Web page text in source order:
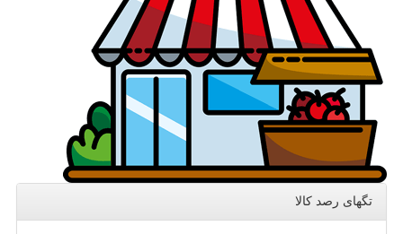
تگهای رصد كالا